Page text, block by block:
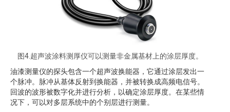
图4.超声波涂料测厚仪可以测量非金属基材上的涂层厚度。
油漆测量仪的探头包含一个超声波换能器，它通过涂层发出一
个脉冲。脉冲从基体反射到换能器，并被转换成高频电信号。
回波的波形被数字化并进行分析，以确定涂层厚度。在某些情
况下，可以对多层系统中的个别层进行测量。